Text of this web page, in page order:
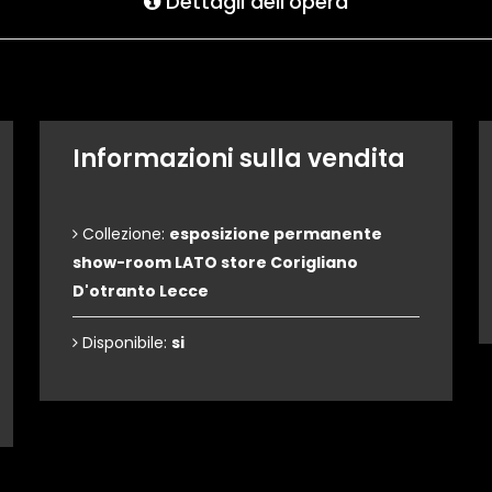
Informazioni sulla vendita
Collezione: esposizione permanente
show-room LATO store Corigliano
D'otranto Lecce
Disponibile: si